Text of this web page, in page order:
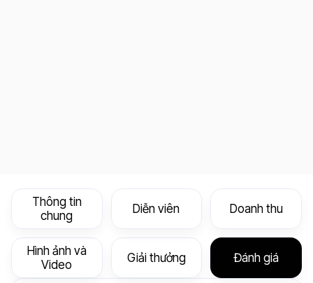
Thông tin
chung
Diễn viên Doanh thu
Hình ảnh và
Video
Giải thưởng Đánh giá